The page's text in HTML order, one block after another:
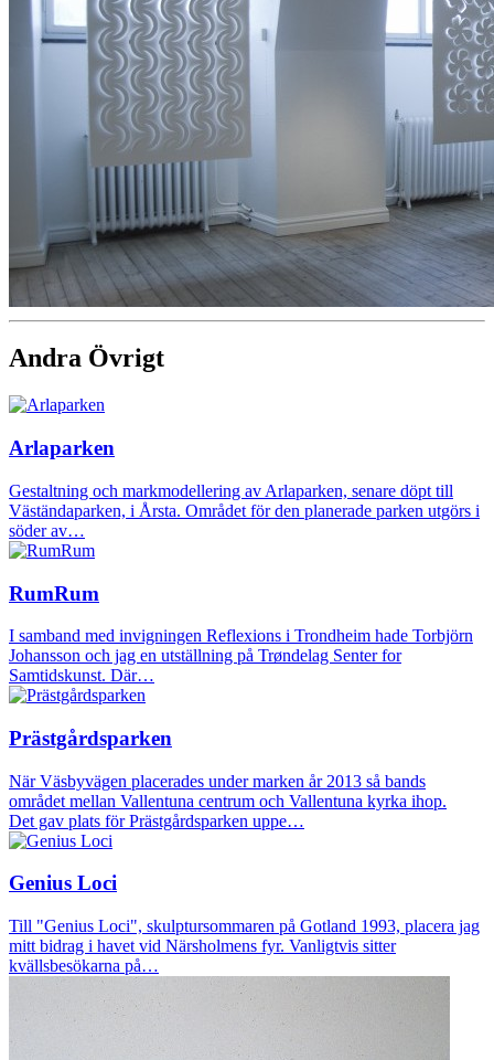
Andra Övrigt
Arlaparken
Gestaltning och markmodellering av Arlaparken, senare döpt till
Väständaparken, i Årsta. Området för den planerade parken utgörs i
söder av…
RumRum
I samband med invigningen Reflexions i Trondheim hade Torbjörn
Johansson och jag en utställning på Trøndelag Senter for
Samtidskunst. Där…
Prästgårdsparken
När Väsbyvägen placerades under marken år 2013 så bands
området mellan Vallentuna centrum och Vallentuna kyrka ihop.
Det gav plats för Prästgårdsparken uppe…
Genius Loci
Till "Genius Loci", skulptursommaren på Gotland 1993, placera jag
mitt bidrag i havet vid Närsholmens fyr. Vanligtvis sitter
kvällsbesökarna på…